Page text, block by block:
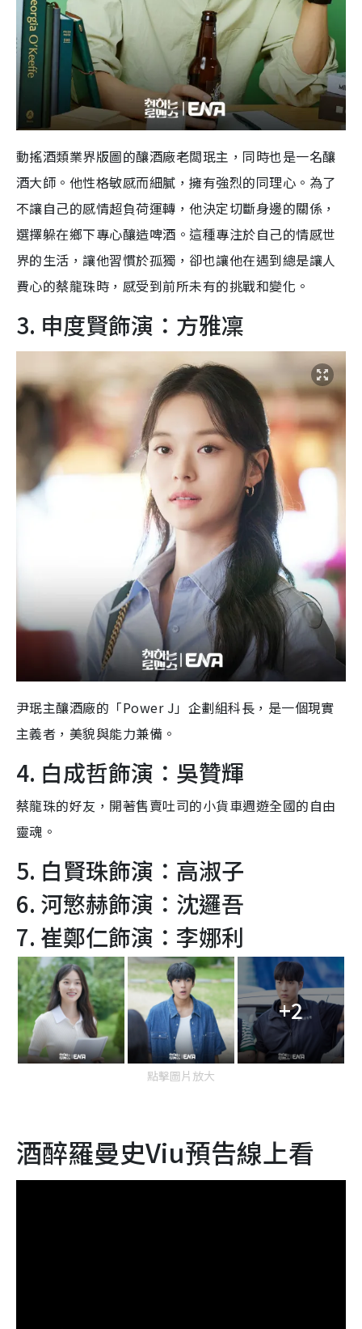
動搖酒類業界版圖的釀酒廠老闆珉主，同時也是一名釀
酒大師。他性格敏感而細膩，擁有強烈的同理心。為了
不讓自己的感情超負荷運轉，他決定切斷身邊的關係，
選擇躲在鄉下專心釀造啤酒。這種專注於自己的情感世
界的生活，讓他習慣於孤獨，卻也讓他在遇到總是讓人
費心的蔡龍珠時，感受到前所未有的挑戰和變化。
3. 申度賢飾演：方雅凜
尹珉主釀酒廠的「Power J」企劃組科長，是一個現實
主義者，美貌與能力兼備。
4. 白成哲飾演：吳贊輝
蔡龍珠的好友，開著售賣吐司的小貨車週遊全國的自由
靈魂。
5. 白賢珠飾演：高淑子
6. 河慜赫飾演：沈邏吾
7. 崔鄭仁飾演：李娜利
+2
點擊圖片放大
酒醉羅曼史Viu預告線上看